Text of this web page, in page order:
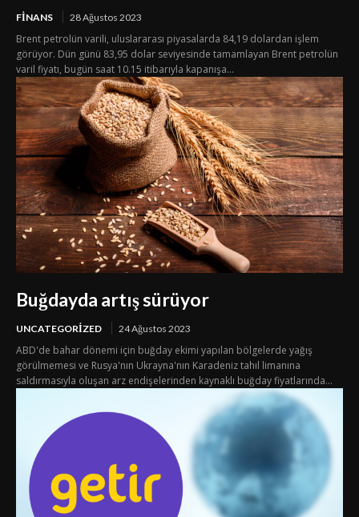
FINANS 28 Ağustos 2023
Brent petrolün varili, uluslararası piyasalarda 84,19 dolardan işlem
görüyor. Dün günü 83,95 dolar seviyesinde tamamlayan Brent petrolün
varil fiyatı, bugün saat 10.15 itibarıyla kapanışa...
Buğdayda artış sürüyor
UNCATEGORIZED 24 Ağustos 2023
ABD'de bahar dönemi için buğday ekimi yapılan bölgelerde yağış
görülmemesi ve Rusya'nın Ukrayna'nın Karadeniz tahıl limanına
saldırmasıyla oluşan arz endişelerinden kaynaklı buğday fiyatlarında...